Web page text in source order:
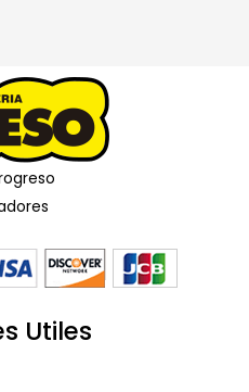
Utiles